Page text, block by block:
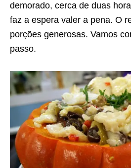
demorado, cerca de duas
faz a espera valer a pena. O
porções generosas. Vamos
passo.